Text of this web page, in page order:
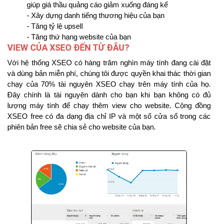
giúp giá thầu quảng cáo giảm xuống đáng kể
- Xây dựng danh tiếng thương hiệu của bạn
- Tăng tỷ lệ upsell
- Tăng thứ hạng website của bạn
VIEW CỦA XSEO ĐẾN TỪ ĐÂU?
Với hệ thống XSEO có hàng trăm nghìn máy tính đang cài đặt
và dùng bản miễn phí, chúng tôi được quyền khai thác thời gian
chạy của 70% tài nguyên XSEO chạy trên máy tính của họ.
Đây chính là tài nguyên dành cho bạn khi bạn không có đủ
lượng máy tính để chạy thêm view cho website. Cộng đồng
XSEO free có đa dạng địa chỉ IP và một số cửa sổ trong các
phiên bản free sẽ chia sẻ cho website của bạn.